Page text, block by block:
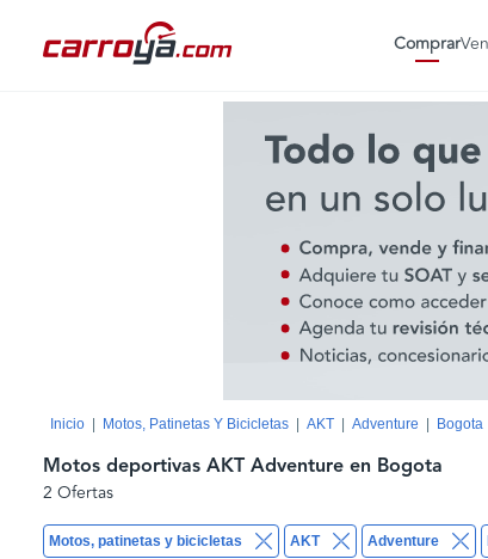
Comprar
Inicio Motos, Patinetas Y Bicicletas AKT Adventure Bogota
Motos, patinetas y bicicletas AKT Adventure
Motos deportivas AKT Adventure en Bogota
2 Ofertas